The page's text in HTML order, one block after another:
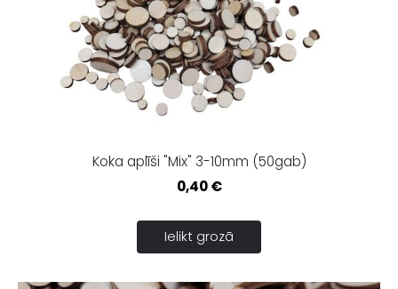
Koka aplīši "Mix" 3-10mm (50gab)
0,40 €
Ielikt grozā